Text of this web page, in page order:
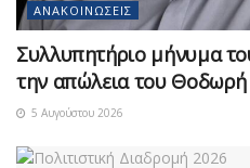
ΑΝΑΚΟΙΝΏΣΕΙΣ
Συλλυπητήριο μήνυμα
την απώλεια του
5 Αυγούστου 2026